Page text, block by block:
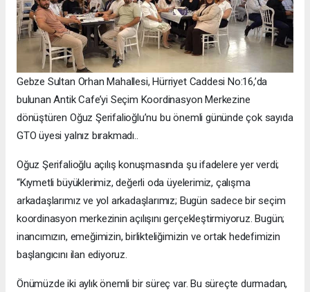
Gebze Sultan Orhan Mahallesi, Hürriyet Caddesi No:16,’da
bulunan Antik Cafe’yi Seçim Koordinasyon Merkezine
dönüştüren Oğuz Şerifalioğlu’nu bu önemli gününde çok sayıda
GTO üyesi yalnız bırakmadı..
Oğuz Şerifalioğlu açılış konuşmasında şu ifadelere yer verdi;
“Kıymetli büyüklerimiz, değerli oda üyelerimiz, çalışma
arkadaşlarımız ve yol arkadaşlarımız; Bugün sadece bir seçim
koordinasyon merkezinin açılışını gerçekleştirmiyoruz. Bugün;
inancımızın, emeğimizin, birlikteliğimizin ve ortak hedefimizin
başlangıcını ilan ediyoruz.
Önümüzde iki aylık önemli bir süreç var. Bu süreçte durmadan,